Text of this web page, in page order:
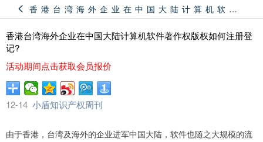
香港台湾海外企业在中国大陆计算机软件著作权版权如何注册登记?
香港台湾海外企业在中国大陆计算机软件著作权版权如何注册登
记?
活动期间点击获取会员报价
12-14 小盾知识产权周刊
由于香港，台湾及海外的企业进军中国大陆，软件也随之大规模的流